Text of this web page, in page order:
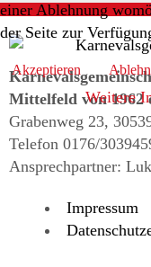
Mittelfeld von 1962
Grabenweg 23,
Telefon 0176/
Ansprechpartner:
Impressum
einer Ablehnung
der Seite zur
Akzeptieren
Weitere